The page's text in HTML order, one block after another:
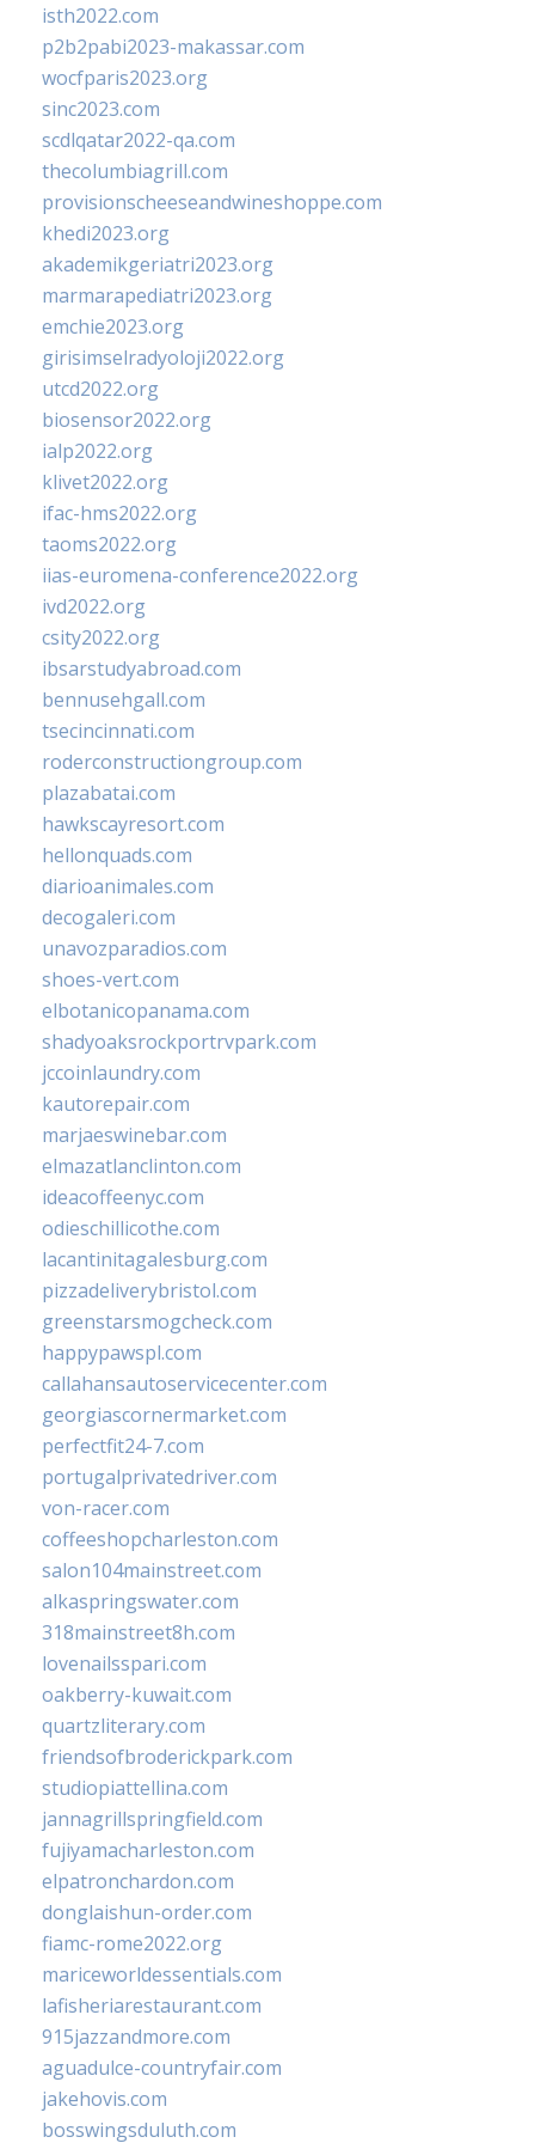
isth2022.com
p2b2pabi2023-makassar.com
wocfparis2023.org
sinc2023.com
scdlqatar2022-qa.com
thecolumbiagrill.com
provisionscheeseandwineshoppe.com
khedi2023.org
akademikgeriatri2023.org
marmarapediatri2023.org
emchie2023.org
girisimselradyoloji2022.org
utcd2022.org
biosensor2022.org
ialp2022.org
klivet2022.org
ifac-hms2022.org
taoms2022.org
iias-euromena-conference2022.org
ivd2022.org
csity2022.org
ibsarstudyabroad.com
bennusehgall.com
tsecincinnati.com
roderconstructiongroup.com
plazabatai.com
hawkscayresort.com
hellonquads.com
diarioanimales.com
decogaleri.com
unavozparadios.com
shoes-vert.com
elbotanicopanama.com
shadyoaksrockportrvpark.com
jccoinlaundry.com
kautorepair.com
marjaeswinebar.com
elmazatlanclinton.com
ideacoffeenyc.com
odieschillicothe.com
lacantinitagalesburg.com
pizzadeliverybristol.com
greenstarsmogcheck.com
happypawspl.com
callahansautoservicecenter.com
georgiascornermarket.com
perfectfit24-7.com
portugalprivatedriver.com
von-racer.com
coffeeshopcharleston.com
salon104mainstreet.com
alkaspringswater.com
318mainstreet8h.com
lovenailsspari.com
oakberry-kuwait.com
quartzliterary.com
friendsofbroderickpark.com
studiopiattellina.com
jannagrillspringfield.com
fujiyamacharleston.com
elpatronchardon.com
donglaishun-order.com
fiamc-rome2022.org
mariceworldessentials.com
lafisheriarestaurant.com
915jazzandmore.com
aguadulce-countryfair.com
jakehovis.com
bosswingsduluth.com